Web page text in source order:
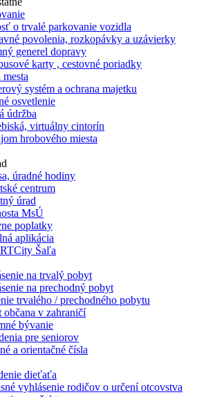
o trvalé parkovanie vozidla
povolenia, rozkopávky a uzávierky
generel dopravy
karty , cestovné poriadky
mesta
systém a ochrana majetku
osvetlenie
údržba
virtuálny cintorín
hrobového miesta
úradné hodiny
centrum
úrad
MsÚ
poplatky
aplikácia
Šaľa
na trvalý pobyt
na prechodný pobyt
trvalého / prechodného pobytu
občana v zahraničí
bývanie
pre seniorov
a orientačné čísla
dieťaťa
vyhlásenie rodičov o určení otcovstva